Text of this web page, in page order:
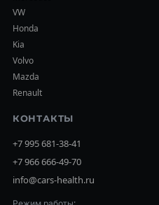
VW
Honda
Kia
Volvo
Mazda
Renault
КОНТАКТЫ
+7 995 681-38-41
+7 966 666-49-70
info@cars-health.ru